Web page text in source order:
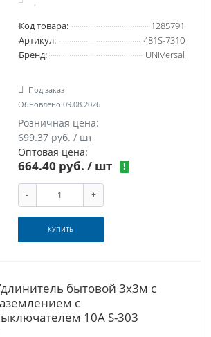
Код товара:
1285791
Артикул:
481S-7310
Бренд:
UNIVersal
Под заказ
Обновлено 09.08.2026
Розничная цена:
699.37 руб. / шт
Оптовая цена:
664.40 руб. / шт !
- +
КУПИТЬ
бытовой 3х3м с
с
10А S-303